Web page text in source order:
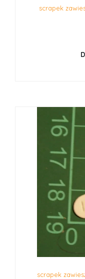
scrapek
scrapek